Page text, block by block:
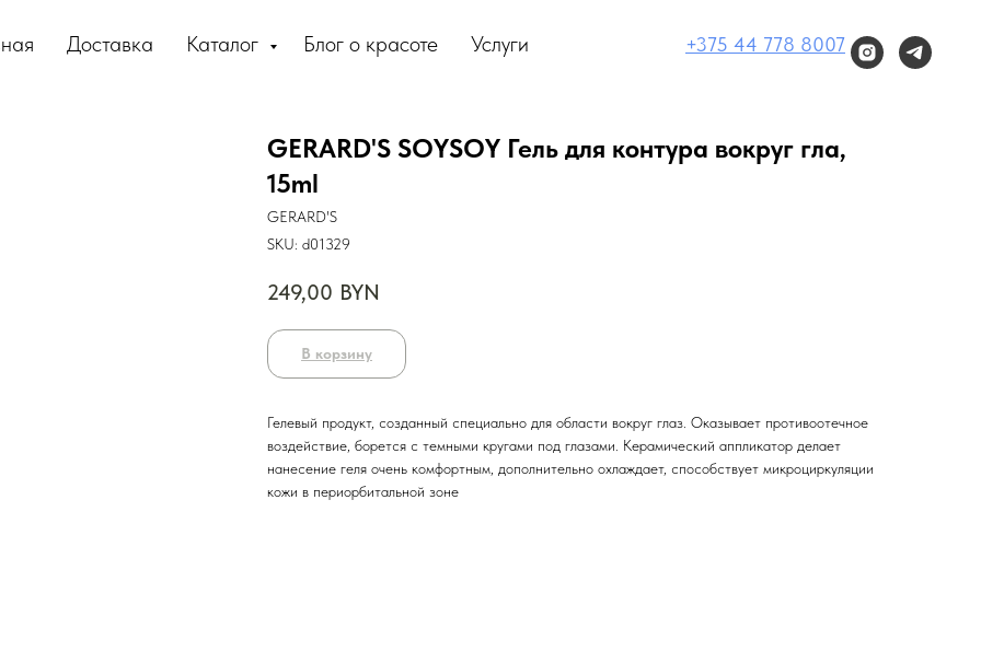
Доставка Каталог Блог о красоте Услуги +375 44 778 8007
GERARD'S SOYSOY Гель для контура вокруг гла,
15ml
GERARD'S
SKU: d01329
249,00 BYN
В корзину
Гелевый продукт, созданный специально для области вокруг глаз. Оказывает противоотечное
воздействие, борется с темными кругами под глазами. Керамический аппликатор делает
нанесение геля очень комфортным, дополнительно охлаждает, способствует микроциркуляции
кожи в периорбитальной зоне